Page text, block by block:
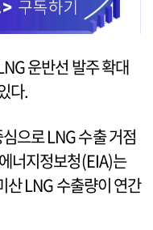
운반선 발주 확대
다.
으로 LNG 수출 거점
너지정보청(EIA)는
산 LNG 수출량이 연간